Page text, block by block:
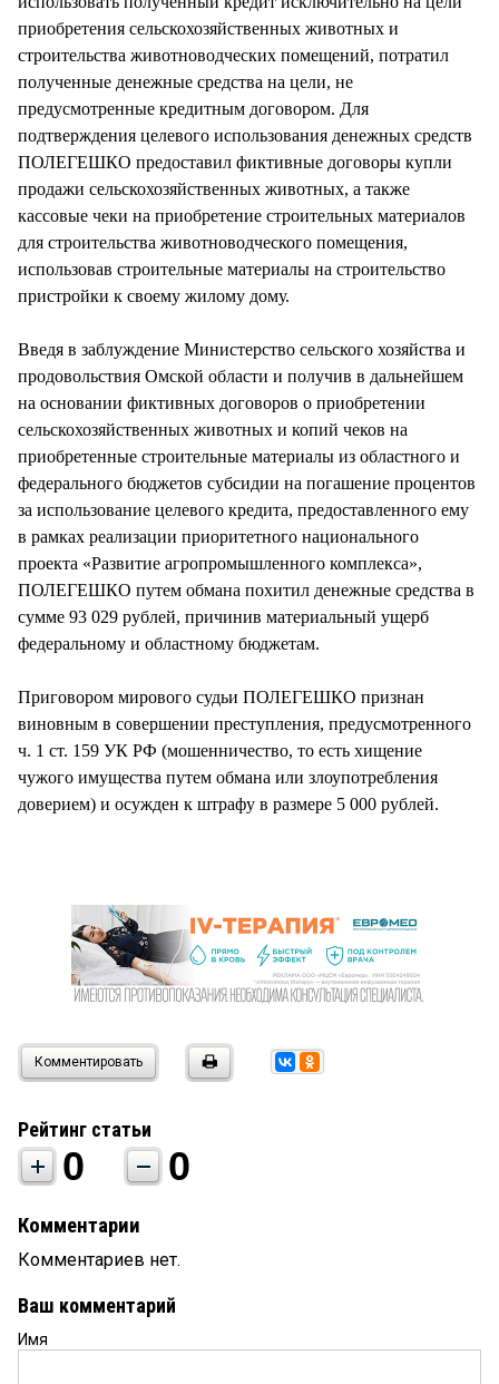
приобретения сельскохозяйственных животных и
строительства животноводческих помещений, потратил
полученные денежные средства на цели, не
предусмотренные кредитным договором. Для
подтверждения целевого использования денежных средств
ПОЛЕГЕШКО предоставил фиктивные договоры купли
продажи сельскохозяйственных животных, а также
кассовые чеки на приобретение строительных материалов
для строительства животноводческого помещения,
использовав строительные материалы на строительство
пристройки к своему жилому дому.
Введя в заблуждение Министерство сельского хозяйства и
продовольствия Омской области и получив в дальнейшем
на основании фиктивных договоров о приобретении
сельскохозяйственных животных и копий чеков на
приобретенные строительные материалы из областного и
федерального бюджетов субсидии на погашение процентов
за использование целевого кредита, предоставленного ему
в рамках реализации приоритетного национального
проекта «Развитие агропромышленного комплекса»,
ПОЛЕГЕШКО путем обмана похитил денежные средства в
сумме 93 029 рублей, причинив материальный ущерб
федеральному и областному бюджетам.
Приговором мирового судьи ПОЛЕГЕШКО признан
виновным в совершении преступления, предусмотренного
ч. 1 ст. 159 УК РФ (мошенничество, то есть хищение
чужого имущества путем обмана или злоупотребления
доверием) и осужден к штрафу в размере 5 000 рублей.
Комментировать
Рейтинг статьи
0 0
Комментарии
Комментариев нет.
Ваш комментарий
Имя